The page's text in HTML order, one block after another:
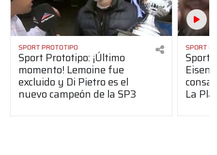
SPORT PROTOTIPO
Sport Prototipo: ¡Último
momento! Lemoine fue
excluido y Di Pietro es el
nuevo campeón de la SP3
SPORT
Sport
La